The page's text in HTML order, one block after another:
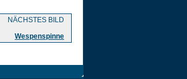
NÄCHSTES BILD
Wespenspinne